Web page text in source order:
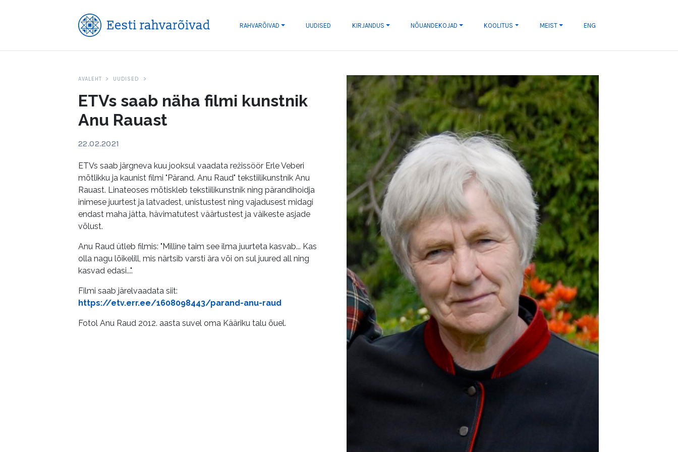
RAHVARÕIVAD UUDISED KIRJANDUS NÕUANDEKOJAD KOOLITUS MEIST ENG
AVALEHT UUDISED
ETVs saab näha filmi kunstnik
Anu Rauast
22.02.2021
ETVs saab järgneva kuu jooksul vaadata režissöör Erle Veberi
mõtlikku ja kaunist filmi "Pärand. Anu Raud" tekstiilikunstnik Anu
Rauast. Linateoses mõtiskleb tekstiilikunstnik ning pärandihoidja
inimese juurtest ja latvadest, unistustest ning vajadusest midagi
endast maha jätta, hävimatutest väärtustest ja väikeste asjade
võlust.
Anu Raud ütleb filmis: "Milline taim see ilma juurteta kasvab... Kas
olla nagu lõikelill, mis närtsib varsti ära või on sul juured all ning
kasvad edasi...".
Filmi saab järelvaadata siit:
https://etv.err.ee/1608098443/parand-anu-raud
Fotol Anu Raud 2012. aasta suvel oma Kääriku talu õuel.